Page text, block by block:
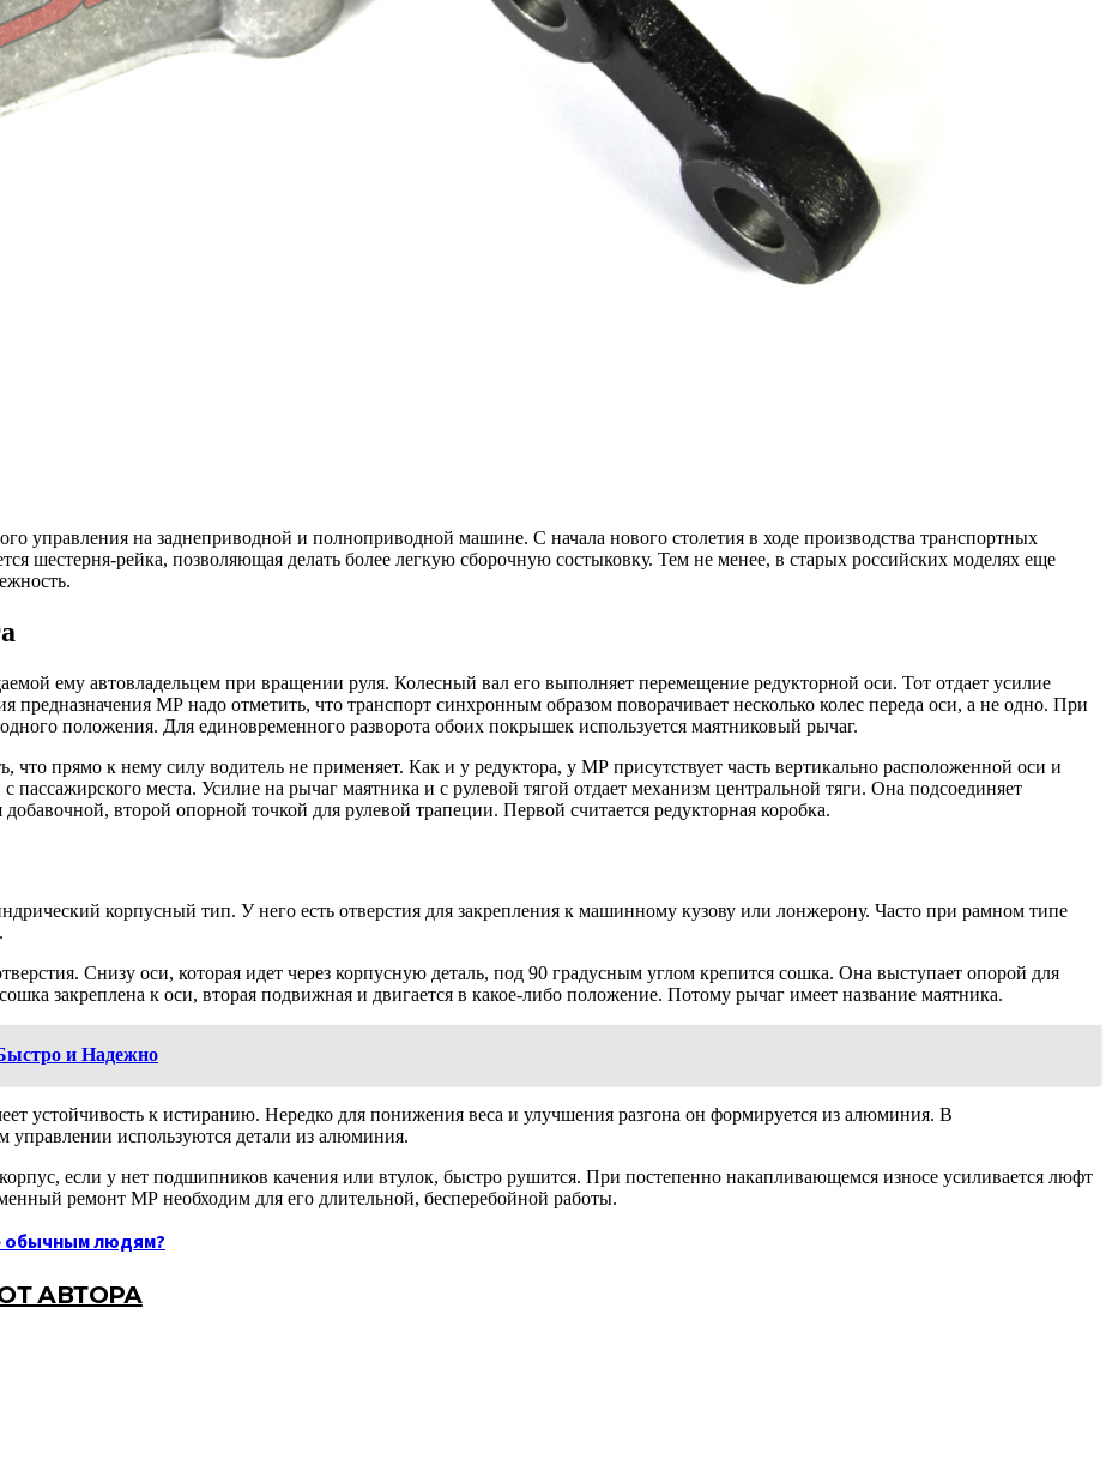
управления на заднеприводной и полноприводной машине. С начала нового столетия в ходе производства транспортных
шестерня-рейка, позволяющая делать более легкую сборочную состыковку. Тем не менее, в старых российских моделях еще
ему автовладельцем при вращении руля. Колесный вал его выполняет перемещение редукторной оси. Тот отдает усилие
предназначения МР надо отметить, что транспорт синхронным образом поворачивает несколько колес переда оси, а не одно. При
положения. Для единовременного разворота обоих покрышек используется маятниковый рычаг.
прямо к нему силу водитель не применяет. Как и у редуктора, у МР присутствует часть вертикально расположенной оси и
пассажирского места. Усилие на рычаг маятника и с рулевой тягой отдает механизм центральной тяги. Она подсоединяет
второй опорной точкой для рулевой трапеции. Первой считается редукторная коробка.
корпусный тип. У него есть отверстия для закрепления к машинному кузову или лонжерону. Часто при рамном типе
Снизу оси, которая идет через корпусную деталь, под 90 градусным углом крепится сошка. Она выступает опорой для
закреплена к оси, вторая подвижная и двигается в какое-либо положение. Потому рычаг имеет название маятника.
и Надежно
устойчивость к истиранию. Нередко для понижения веса и улучшения разгона он формируется из алюминия. В
управлении используются детали из алюминия.
если у нет подшипников качения или втулок, быстро рушится. При постепенно накапливающемся износе усиливается люфт
ремонт МР необходим для его длительной, бесперебойной работы.
обычным людям?
АВТОРА